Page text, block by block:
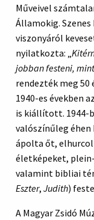
Műveivel
Államokig.
viszonyáról
nyilatkozta: „
jobban festeni,
rendezték meg
1940-es években
is kiállított. 1944-
valószínűleg
ápolta őt,
életképeket,
valamint bibliai
Eszter, Judith)
A Magyar Zsidó